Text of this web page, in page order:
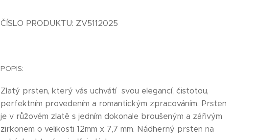
ČÍSLO PRODUKTU: ZV5112025
POPIS:
Zlatý prsten, který vás uchvátí svou elegancí, čistotou,
perfektním provedením a romantickým zpracováním. Prsten
je v růžovém zlatě s jedním dokonale broušeným a zářivým
zirkonem o velikosti 12mm x 7,7 mm. Nádherný prsten na